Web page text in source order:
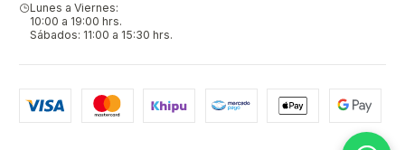
Lunes a Viernes:
10:00 a 19:00 hrs.
Sábados: 11:00 a 15:30 hrs.